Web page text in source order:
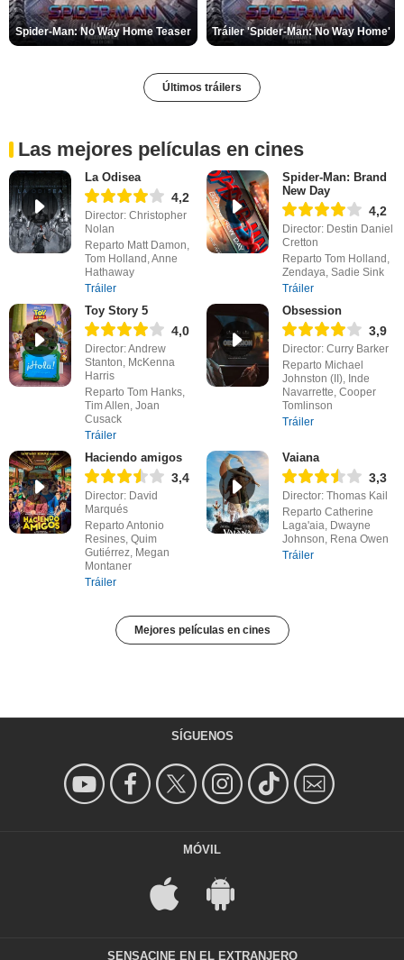
Spider-Man: No Way Home Teaser Tráiler 'Spider-Man: No Way Home'
Últimos tráilers
Las mejores películas en cines
La Odisea
4,2
Director: Christopher
Nolan
Reparto Matt Damon,
Tom Holland, Anne
Hathaway
Tráiler
Spider-Man: Brand
New Day
4,2
Director: Destin Daniel
Cretton
Reparto Tom Holland,
Zendaya, Sadie Sink
Tráiler
Toy Story 5
4,0
Director: Andrew
Stanton, McKenna
Harris
Reparto Tom Hanks,
Tim Allen, Joan
Cusack
Tráiler
Obsession
3,9
Director: Curry Barker
Reparto Michael
Johnston (II), Inde
Navarrette, Cooper
Tomlinson
Tráiler
Haciendo amigos
3,4
Director: David
Marqués
Reparto Antonio
Resines, Quim
Gutiérrez, Megan
Montaner
Tráiler
Vaiana
3,3
Director: Thomas Kail
Reparto Catherine
Laga'aia, Dwayne
Johnson, Rena Owen
Tráiler
Mejores películas en cines
SÍGUENOS
MÓVIL
SENSACINE EN EL EXTRANJERO